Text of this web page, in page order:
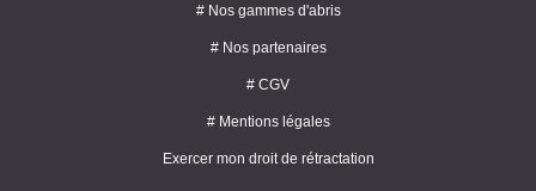
# Nos gammes d'abris
# Nos partenaires
# CGV
# Mentions légales
Exercer mon droit de rétractation